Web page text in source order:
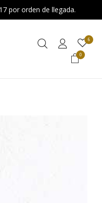
por orden de llegada.
6
0